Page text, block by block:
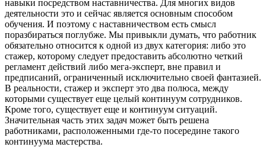
навыки посредством наставничества. Для многих видов
деятельности это и сейчас является основным способом
обучения. И поэтому с наставничеством есть смысл
поразбираться поглубже. Мы привыкли думать, что работник
обязательно относится к одной из двух категория: либо это
стажер, которому следует предоставить абсолютно четкий
регламент действий либо мега-эксперт, вне правил и
предписаний, ограниченный исключительно своей фантазией.
В реальности, стажер и эксперт это два полюса, между
которыми существует еще целый континуум сотрудников.
Кроме того, существует еще и континуум ситуаций.
Значительная часть этих задач может быть решена
работниками, расположенными где-то посередине такого
континуума мастерства.